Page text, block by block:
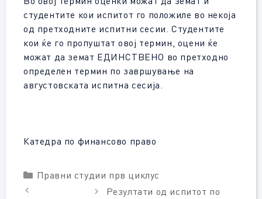
студентите кои испитот го положиле во некоја
од претходните испитни сесии. Студентите
кои ќе го пропуштат овој термин, оцени ќе
можат да земат ЕДИНСТВЕНО во претходно
определен термин по завршување на
августовската испитна сесија.
Катедра по финансово право
Categories
Правни студии прв циклус
Резултати од испитот по